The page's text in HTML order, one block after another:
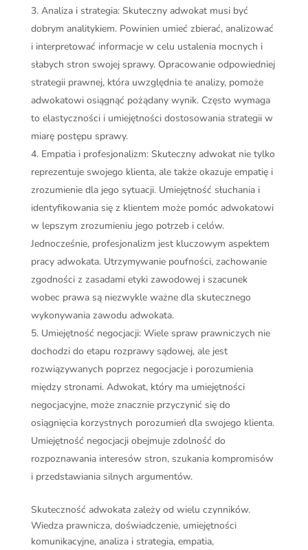
Analiza i strategia: Skuteczny adwokat musi być
dobrym analitykiem. Powinien umieć zbierać, analizować
i interpretować informacje w celu ustalenia mocnych i
słabych stron swojej sprawy. Opracowanie odpowiedniej
strategii prawnej, która uwzględnia te analizy, pomoże
adwokatowi osiągnąć pożądany wynik. Często wymaga
to elastyczności i umiejętności dostosowania strategii w
miarę postępu sprawy.
Empatia i profesjonalizm: Skuteczny adwokat nie tylko
reprezentuje swojego klienta, ale także okazuje empatię i
zrozumienie dla jego sytuacji. Umiejętność słuchania i
identyfikowania się z klientem może pomóc adwokatowi
w lepszym zrozumieniu jego potrzeb i celów.
Jednocześnie, profesjonalizm jest kluczowym aspektem
pracy adwokata. Utrzymywanie poufności, zachowanie
zgodności z zasadami etyki zawodowej i szacunek
wobec prawa są niezwykle ważne dla skutecznego
wykonywania zawodu adwokata.
Umiejętność negocjacji: Wiele spraw prawniczych nie
dochodzi do etapu rozprawy sądowej, ale jest
rozwiązywanych poprzez negocjacje i porozumienia
między stronami. Adwokat, który ma umiejętności
negocjacyjne, może znacznie przyczynić się do
osiągnięcia korzystnych porozumień dla swojego klienta.
Umiejętność negocjacji obejmuje zdolność do
rozpoznawania interesów stron, szukania kompromisów
i przedstawiania silnych argumentów.
Skuteczność adwokata zależy od wielu czynników.
Wiedza prawnicza, doświadczenie, umiejętności
komunikacyjne, analiza i strategia, empatia,